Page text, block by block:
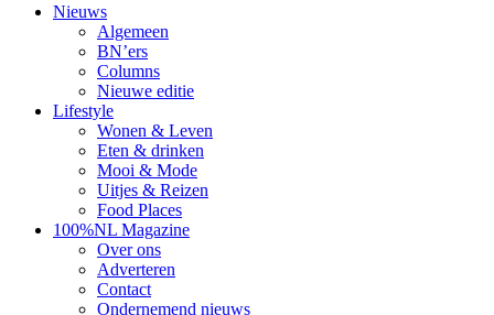
Nieuws
Algemeen
BN’ers
Columns
Nieuwe editie
Lifestyle
Wonen & Leven
Eten & drinken
Mooi & Mode
Uitjes & Reizen
Food Places
100%NL Magazine
Over ons
Adverteren
Contact
Ondernemend nieuws